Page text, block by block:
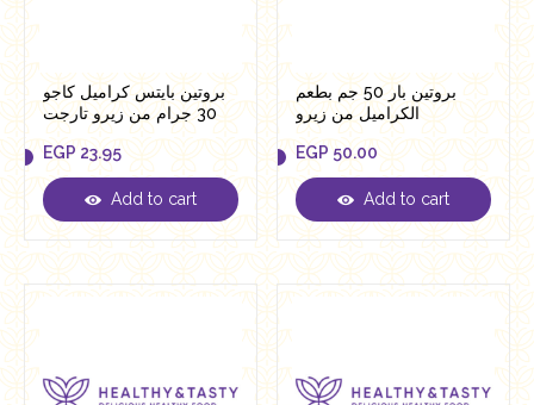
بروتين بايتس كراميل كاجو
30 جرام من زيرو تارجت
EGP 23.95
EGP 23.95
Add to cart
بروتين بار 50 جم بطعم
الكراميل من زيرو
EGP 50.00
EGP 50.00
Add to cart